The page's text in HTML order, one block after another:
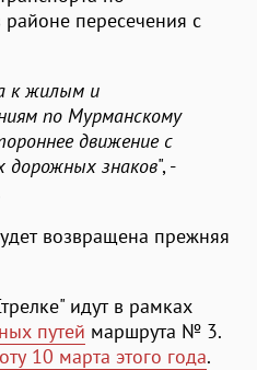
пересечения с
к жилым и
по Мурманскому
движение с
дорожных знаков", -
возвращена прежняя
идут в рамках
путей маршрута № 3.
10 марта этого года.